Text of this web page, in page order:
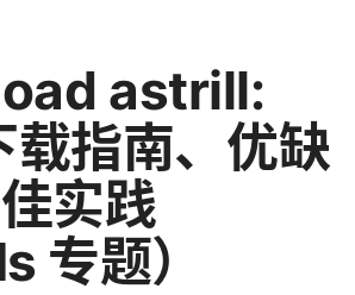
astrill:
载指南、优缺
实践
专题）